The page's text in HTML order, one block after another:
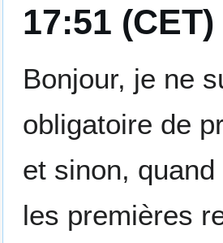
17:51 (CET)
Bonjour, je ne
obligatoire de
et sinon,
les premières